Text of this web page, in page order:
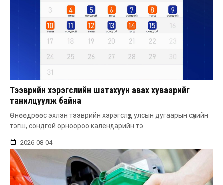
Тээврийн хэрэгслийн шатахуун авах хуваарийг
танилцуулж байна
Өнөөдрөөс эхлэн тээврийн хэрэгслүүд улсын дугаарын сүүлийн
тэгш, сондгой орноороо календарийн тэ
2026-08-04